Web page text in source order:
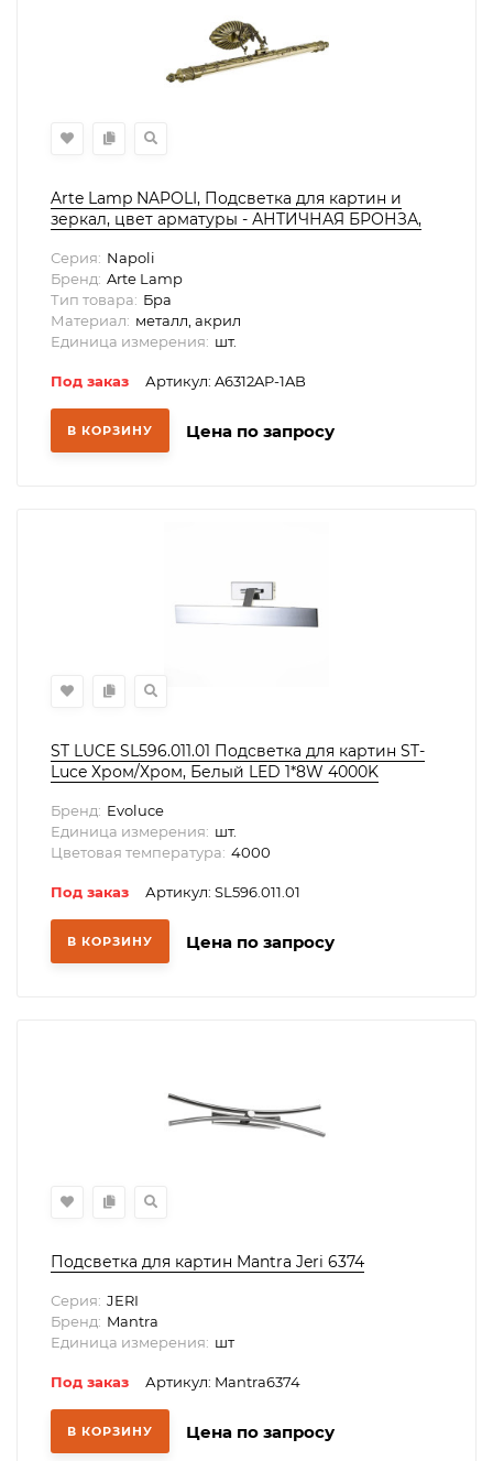
Arte Lamp NAPOLI, Подсветка для картин и
зеркал, цвет арматуры - АНТИЧНАЯ БРОНЗА,
12W LED, A6312AP-1AB
Серия: Napoli
Бренд: Arte Lamp
Тип товара: Бра
Материал: металл, акрил
Единица измерения: шт.
Под заказ Артикул: A6312AP-1AB
В КОРЗИНУ Цена по запросу
ST LUCE SL596.011.01 Подсветка для картин ST-
Luce Хром/Хром, Белый LED 1*8W 4000K
Бренд: Evoluce
Единица измерения: шт.
Цветовая температура: 4000
Под заказ Артикул: SL596.011.01
В КОРЗИНУ Цена по запросу
Подсветка для картин Mantra Jeri 6374
Серия: JERI
Бренд: Mantra
Единица измерения: шт
Под заказ Артикул: Mantra6374
В КОРЗИНУ Цена по запросу